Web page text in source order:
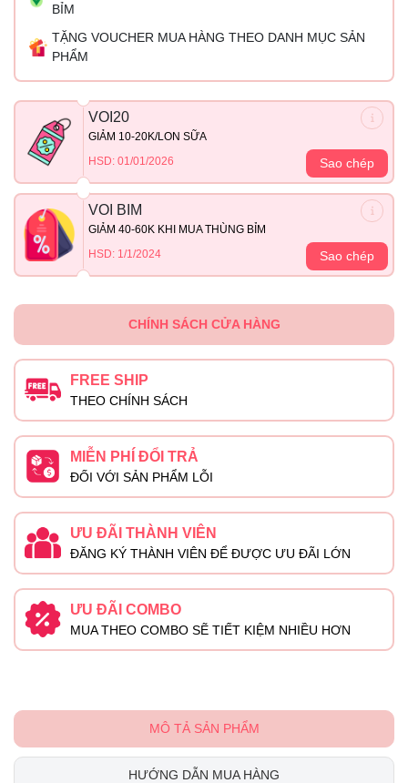
BỈM
TẶNG VOUCHER MUA HÀNG THEO DANH MỤC SẢN
PHẨM
VOI20
GIẢM 10-20K/LON SỮA
HSD: 01/01/2026
Sao chép
VOI BIM
GIẢM 40-60K KHI MUA THÙNG BỈM
HSD: 1/1/2024
Sao chép
CHÍNH SÁCH CỬA HÀNG
FREE SHIP
THEO CHÍNH SÁCH
MIỄN PHÍ ĐỔI TRẢ
ĐỐI VỚI SẢN PHẨM LỖI
ƯU ĐÃI THÀNH VIÊN
ĐĂNG KÝ THÀNH VIÊN ĐỂ ĐƯỢC ƯU ĐÃI LỚN
ƯU ĐÃI COMBO
MUA THEO COMBO SẼ TIẾT KIỆM NHIỀU HƠN
MÔ TẢ SẢN PHẨM
HƯỚNG DẪN MUA HÀNG